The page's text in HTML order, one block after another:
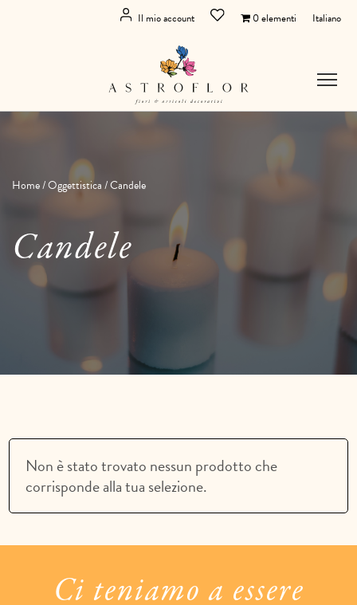
Il mio account 0 elementi Italiano
Home/Oggettistica/ Candele
Candele
Non è stato trovato nessun prodotto che
corrisponde alla tua selezione.
Ci teniamo a essere